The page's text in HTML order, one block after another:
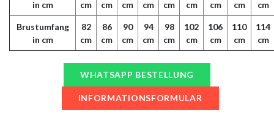
in cm
cm
cm
cm
cm
cm
cm
cm
cm
cm
Brustumfang
in cm
82
cm
86
cm
90
cm
94
cm
98
cm
102
cm
106
cm
110
cm
114
cm
WHATSAPP BESTELLUNG
INFORMATIONSFORMULAR